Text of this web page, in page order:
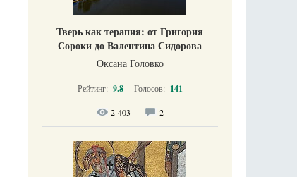
Тверь как терапия: от Григория
Сороки до Валентина Сидорова
Оксана Головко
Рейтинг: 9.8 Голосов: 141
2 403 2